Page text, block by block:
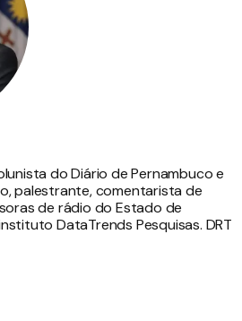
do Diário de Pernambuco e
palestrante, comentarista de
de rádio do Estado de
DataTrends Pesquisas. DRT